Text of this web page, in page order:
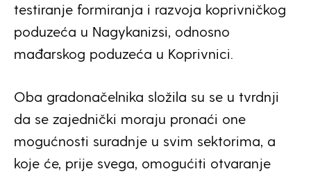
testiranje formiranja i razvoja koprivničkog
poduzeća u Nagykanizsi, odnosno
mađarskog poduzeća u Koprivnici.
Oba gradonačelnika složila su se u tvrdnji
da se zajednički moraju pronaći one
mogućnosti suradnje u svim sektorima, a
koje će, prije svega, omogućiti otvaranje